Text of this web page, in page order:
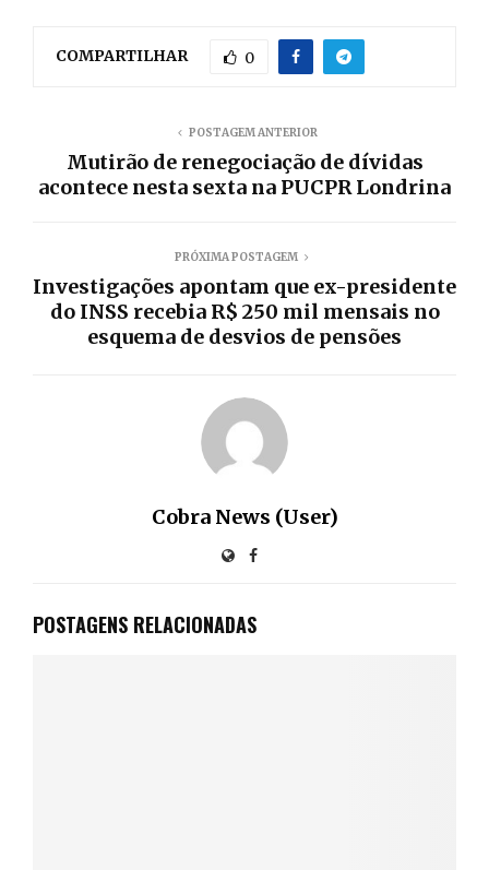
COMPARTILHAR 0
POSTAGEM ANTERIOR
Mutirão de renegociação de dívidas
acontece nesta sexta na PUCPR Londrina
PRÓXIMA POSTAGEM
Investigações apontam que ex-presidente
do INSS recebia R$ 250 mil mensais no
esquema de desvios de pensões
Cobra News (User)
POSTAGENS RELACIONADAS